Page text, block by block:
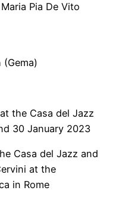
Pia De Vito
(Gema)
the Casa del Jazz
30 January 2023
Casa del Jazz and
at the
in Rome